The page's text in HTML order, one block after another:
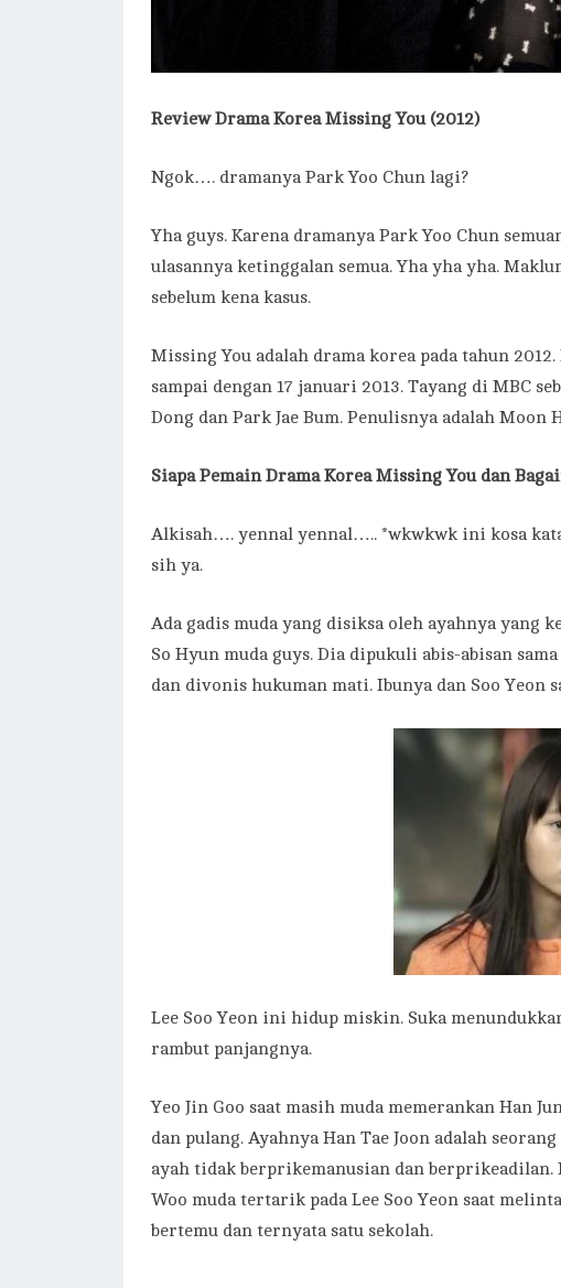
Review Drama Korea Missing You (2012)
Ngok…. dramanya Park Yoo Chun lagi?
Yha guys. Karena dramanya Park Yoo Chun
ulasannya ketinggalan semua. Yha yha yha.
sebelum kena kasus.
Missing You adalah drama korea pada tahun
sampai dengan 17 januari 2013. Tayang di MBC
Dong dan Park Jae Bum. Penulisnya adalah Moon
Siapa Pemain Drama Korea Missing You dan
Alkisah…. yennal yennal….. *wkwkwk ini kosa
sih ya.
Ada gadis muda yang disiksa oleh ayahnya yang
So Hyun muda guys. Dia dipukuli abis-abisan
dan divonis hukuman mati. Ibunya dan Soo Yeon
Lee Soo Yeon ini hidup miskin. Suka
rambut panjangnya.
Yeo Jin Goo saat masih muda memerankan Han
dan pulang. Ayahnya Han Tae Joon adalah
ayah tidak berprikemanusian dan berprikeadilan.
Woo muda tertarik pada Lee Soo Yeon saat
bertemu dan ternyata satu sekolah.